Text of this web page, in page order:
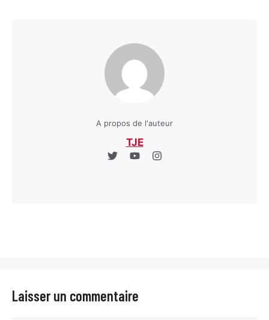
A propos de l'auteur
TJE
Laisser un commentaire